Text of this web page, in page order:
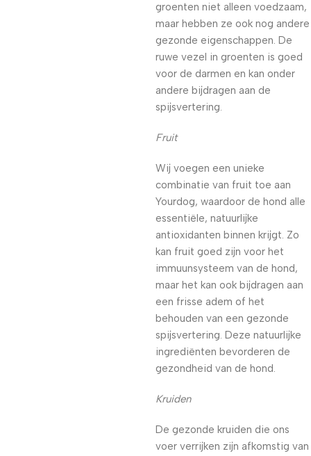
groenten niet alleen voedzaam,
maar hebben ze ook nog andere
gezonde eigenschappen. De
ruwe vezel in groenten is goed
voor de darmen en kan onder
andere bijdragen aan de
spijsvertering.
Fruit
Wij voegen een unieke
combinatie van fruit toe aan
Yourdog, waardoor de hond alle
essentiële, natuurlijke
antioxidanten binnen krijgt. Zo
kan fruit goed zijn voor het
immuunsysteem van de hond,
maar het kan ook bijdragen aan
een frisse adem of het
behouden van een gezonde
spijsvertering. Deze natuurlijke
ingrediënten bevorderen de
gezondheid van de hond.
Kruiden
De gezonde kruiden die ons
voer verrijken zijn afkomstig van